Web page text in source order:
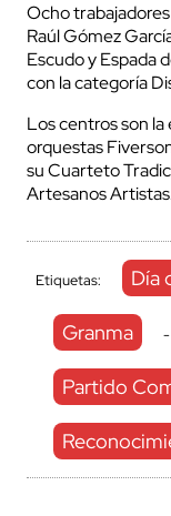
Ocho
Raúl Gómez
Escudo y Espada
con la categoría
Los centros son la
orquestas
su Cuarteto
Artesanos
Etiquetas: Día
Granma -
Partido